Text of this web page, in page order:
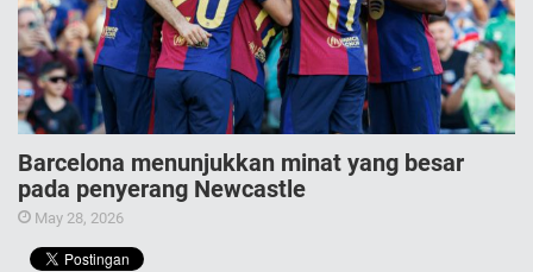
Barcelona menunjukkan minat yang besar
pada penyerang Newcastle
May 28, 2026